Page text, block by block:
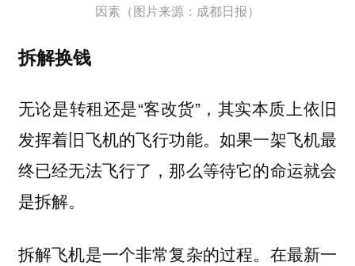
因素（图片来源：成都日报）
拆解换钱
无论是转租还是“客改货”，其实本质上依旧
发挥着旧飞机的飞行功能。如果一架飞机最
终已经无法飞行了，那么等待它的命运就会
是拆解。
拆解飞机是一个非常复杂的过程。在最新一